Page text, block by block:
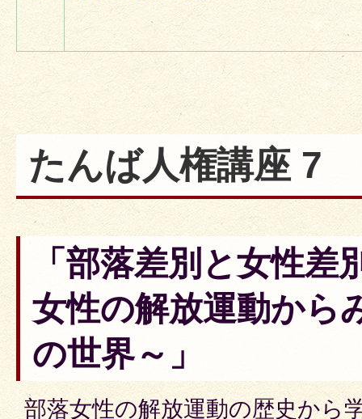
たんば人権講座 7
「部落差別と女性差
女性の解放運動から
の世界～」
部落女性の解放運動の歴史から